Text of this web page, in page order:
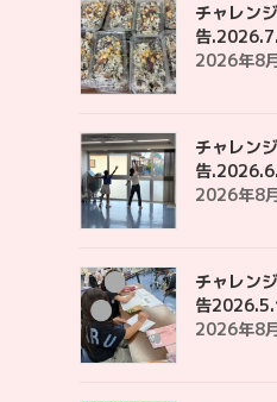
チャレン
告
2026年8
チャレン
告
2026年8
チャレン
告
2026年8